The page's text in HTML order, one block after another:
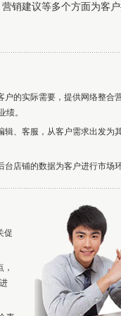
销建议等多个方面为客
户的实际需要，提供网络整合
绩。
辑、客服，从客户需求出发为
台店铺的数据为客户进行市场环
促